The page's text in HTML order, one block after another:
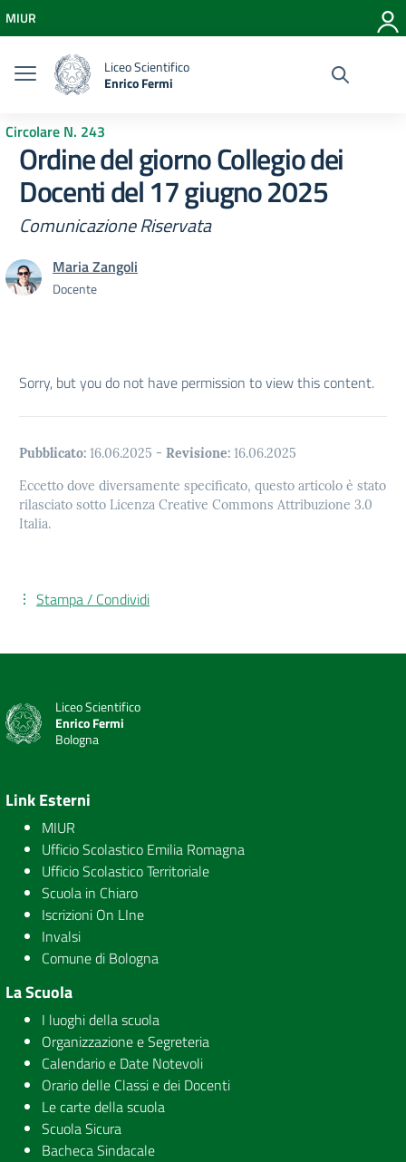
Vai al menu di navigazione
Vai al footer
MIUR
Liceo Scientifico
Enrico Fermi
Circolare N. 243
Ordine del giorno Collegio dei
Docenti del 17 giugno 2025
Comunicazione Riservata
Maria Zangoli
Docente
Sorry, but you do not have permission to view this content.
Pubblicato: 16.06.2025 - Revisione: 16.06.2025
Eccetto dove diversamente specificato, questo articolo è stato
rilasciato sotto Licenza Creative Commons Attribuzione 3.0
Italia.
Stampa / Condividi
Liceo Scientifico
Enrico Fermi
Bologna
Link Esterni
MIUR
Ufficio Scolastico Emilia Romagna
Ufficio Scolastico Territoriale
Scuola in Chiaro
Iscrizioni On LIne
Invalsi
Comune di Bologna
La Scuola
I luoghi della scuola
Organizzazione e Segreteria
Calendario e Date Notevoli
Orario delle Classi e dei Docenti
Le carte della scuola
Scuola Sicura
Bacheca Sindacale